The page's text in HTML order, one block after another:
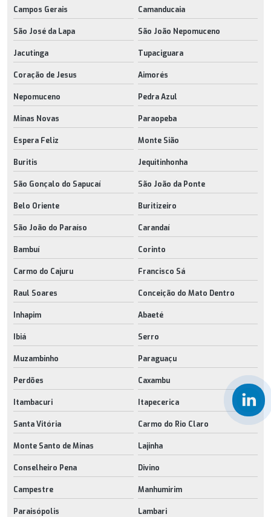
Campos Gerais Camanducaia
São José da Lapa São João Nepomuceno
Jacutinga Tupaciguara
Coração de Jesus Aimorés
Nepomuceno Pedra Azul
Minas Novas Paraopeba
Espera Feliz Monte Sião
Buritis Jequitinhonha
São Gonçalo do Sapucaí São João da Ponte
Belo Oriente Buritizeiro
São João do Paraíso Carandaí
Bambuí Corinto
Carmo do Cajuru Francisco Sá
Raul Soares Conceição do Mato Dentro
Inhapim Abaeté
Ibiá Serro
Muzambinho Paraguaçu
Perdões Caxambu
Itambacuri Itapecerica
Santa Vitória Carmo do Rio Claro
Monte Santo de Minas Lajinha
Conselheiro Pena Divino
Campestre Manhumirim
Paraisópolis Lambari